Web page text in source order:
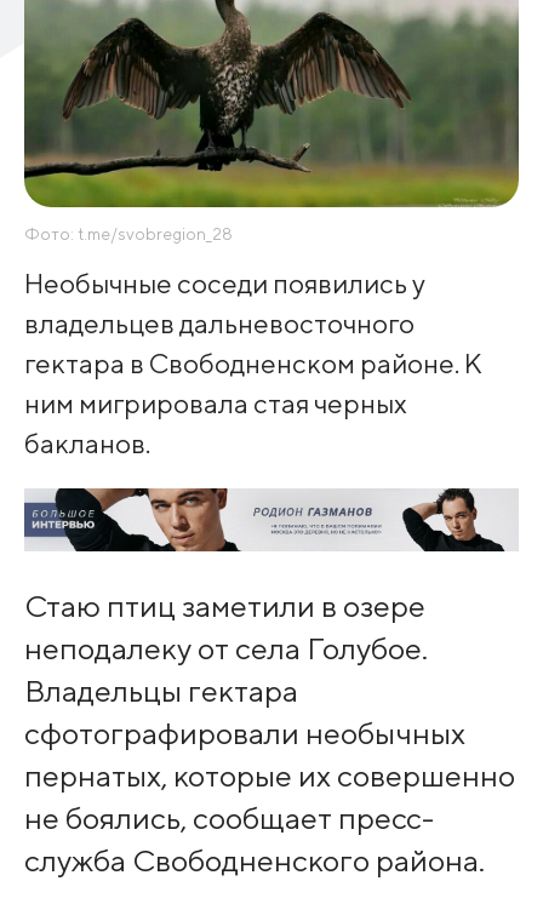
Фото: t.me/svobregion_28
Необычные соседи появились у
владельцев дальневосточного
гектара в Свободненском районе. К
ним мигрировала стая черных
бакланов.
Стаю птиц заметили в озере
неподалеку от села Голубое.
Владельцы гектара
сфотографировали необычных
пернатых, которые их совершенно
не боялись, сообщает пресс-
служба Свободненского района.